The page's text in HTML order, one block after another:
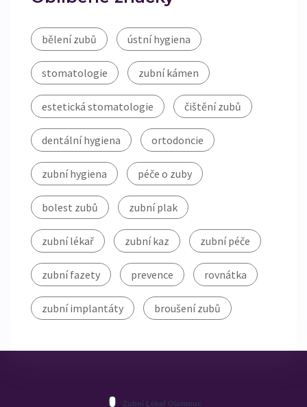
bělení zubů ústní hygiena
stomatologie zubní kámen
estetická stomatologie čištění zubů
dentální hygiena ortodoncie
zubní hygiena péče o zuby
bolest zubů zubní plak
zubní lékař zubní kaz zubní péče
zubní fazety prevence rovnátka
zubní implantáty broušení zubů